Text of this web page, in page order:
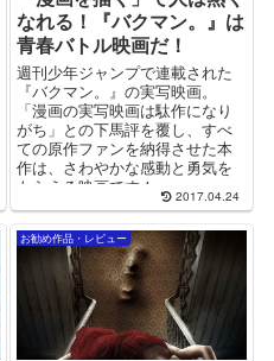
なれる！『バクマン。』は
青春バトル映画だ！
週刊少年ジャンプで連載された
『バクマン。』の実写映画。
「漫画の実写映画は駄作になり
がち」との下馬評を覆し、すべ
ての原作ファンを納得させた本
作は、さわやかな感動と勇気を
もらえる映画です！
2017.04.24
お勧め作品・レビュー